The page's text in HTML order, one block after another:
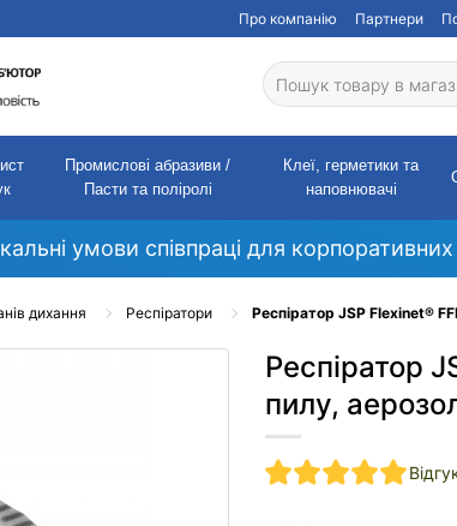
Про компанію Партнери
Промислові абразиви /
Пасти та поліролі
Клеї, герметики та
наповнювачі
умови співпраці для корпоративних
дихання Респіратори Респіратор JSP Flexinet®
Респіратор
пилу,